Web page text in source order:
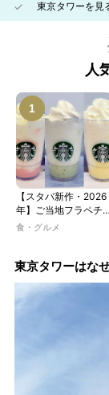
東京タワーを見
人
【スタバ新作・2026
年】ご当地フラペチー
ノが新登場！ 地域と
JIMOTO
PROGRAM」が青
森・群馬・沖縄で始
食・グルメ
東京タワーはな